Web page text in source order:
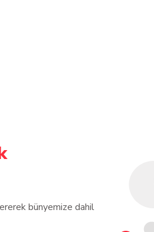
bünyemize dahil